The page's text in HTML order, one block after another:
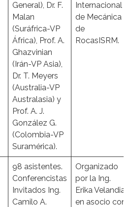
General), Dr. F.
Malan
(Suráfrica-VP
África), Prof. A.
Ghazvinian
(Irán-VP Asia),
Dr. T. Meyers
(Australia-VP
Australasia) y
Prof. A. J.
González G.
(Colombia-VP
Suramérica).
Internacional
de Mecánica
de
RocasISRM.
98 asistentes.
Conferencistas
Invitados Ing.
Camilo A.
Organizado
por la Ing.
Erika Velandia
en asocio con